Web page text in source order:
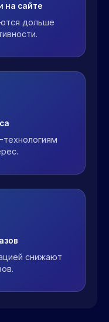
на сайте
дольше
технологиям
снижают